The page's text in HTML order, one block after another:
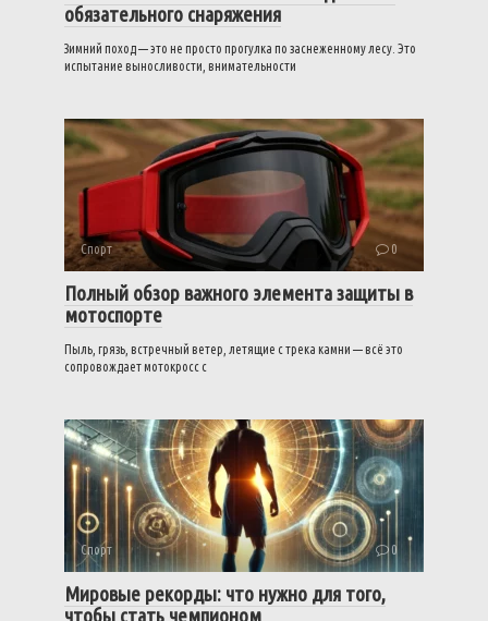
обязательного снаряжения
Зимний поход — это не просто прогулка по заснеженному лесу. Это
испытание выносливости, внимательности
Спорт 0
Полный обзор важного элемента защиты в
мотоспорте
Пыль, грязь, встречный ветер, летящие с трека камни — всё это
сопровождает мотокросс с
Спорт 0
Мировые рекорды: что нужно для того,
чтобы стать чемпионом